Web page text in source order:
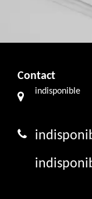
Contact
indisponible